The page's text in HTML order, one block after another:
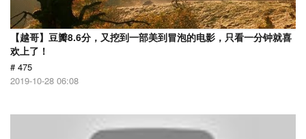
【越哥】豆瓣8.6分，又挖到一部美到冒泡的电影，只看一分钟就喜
欢上了！
# 475
2019-10-28 06:08